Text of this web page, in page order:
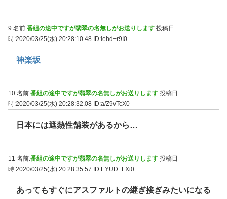
9 名前:番組の途中ですが翡翠の名無しがお送りします 投稿日
時:2020/03/25(水) 20:28:10.48 ID:iehd+r9I0
神楽坂
10 名前:番組の途中ですが翡翠の名無しがお送りします 投稿日
時:2020/03/25(水) 20:28:32.08 ID:a/Z9vTcX0
日本には遮熱性舗装があるから…
11 名前:番組の途中ですが翡翠の名無しがお送りします 投稿日
時:2020/03/25(水) 20:28:35.57 ID:EYUD+LXi0
あってもすぐにアスファルトの継ぎ接ぎみたいになる